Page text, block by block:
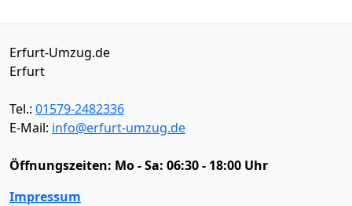
Erfurt-Umzug.de
Erfurt
Tel.: 01579-2482336
E-Mail: info@erfurt-umzug.de
Öffnungszeiten: Mo - Sa: 06:30 - 18:00 Uhr
Impressum